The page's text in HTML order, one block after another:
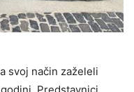
svoj način zaželeli